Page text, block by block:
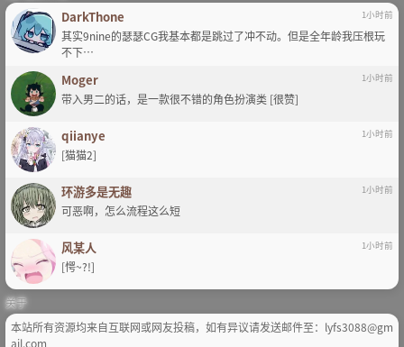
DarkThone 1小时前
其实9nine的瑟瑟CG我基本都是跳过了冲不动。但是全年龄我压根玩
不下…
Moger 1小时前
带入男二的话，是一款很不错的角色扮演类 [很赞]
qiianye 1小时前
[猫猫2]
环游多是无趣 1小时前
可恶啊，怎么流程这么短
风某人 1小时前
[愕~?!]
关于
本站所有资源均来自互联网或网友投稿，如有异议请发送邮件至：lyfs3088@gm
ail.com